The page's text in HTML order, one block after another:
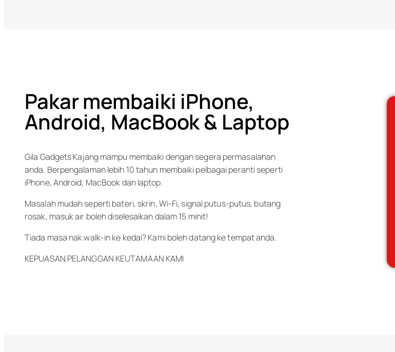
Pakar membaiki iPhone,
Android, MacBook & Laptop
Gila Gadgets Kajang mampu membaiki dengan segera permasalahan
anda. Berpengalaman lebih 10 tahun membaiki pelbagai peranti seperti
iPhone, Android, MacBook dan laptop.
Masalah mudah seperti bateri, skrin, Wi-Fi, signal putus-putus, butang
rosak, masuk air boleh diselesaikan dalam 15 minit!
Tiada masa nak walk-in ke kedai? Kami boleh datang ke tempat anda.
KEPUASAN PELANGGAN KEUTAMAAN KAMI